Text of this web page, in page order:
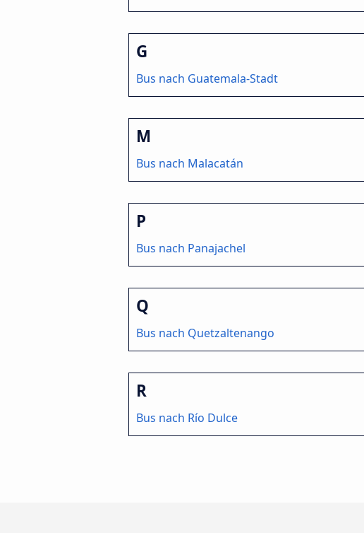
G
Bus nach Guatemala-Stadt
M
Bus nach Malacatán
P
Bus nach Panajachel
Q
Bus nach Quetzaltenango
R
Bus nach Río Dulce